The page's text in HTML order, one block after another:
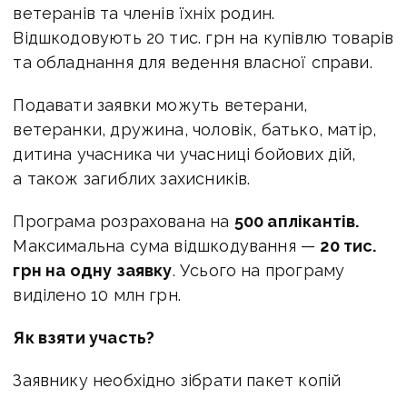
ветеранів та членів їхніх родин.
Відшкодовують 20 тис. грн на купівлю товарів
та обладнання для ведення власної справи.
Подавати заявки можуть ветерани,
ветеранки, дружина, чоловік, батько, матір,
дитина учасника чи учасниці бойових дій,
а також загиблих захисників.
Програма розрахована на 500 аплікантів.
Максимальна сума відшкодування — 20 тис.
грн на одну заявку. Усього на програму
виділено 10 млн грн.
Як взяти участь?
Заявнику необхідно зібрати пакет копій